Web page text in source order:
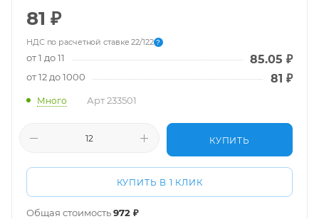
81 ₽
НДС по расчетной ставке 22/122 ?
от 1 до 11 85.05 ₽
от 12 до 1000 81 ₽
Много Арт233501
КУПИТЬ
КУПИТЬ В 1 КЛИК
Общая стоимость972 ₽